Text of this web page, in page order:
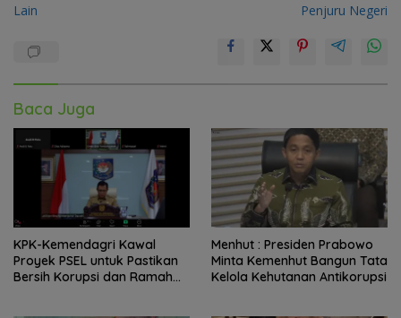
Lain
Penjuru Negeri
Baca Juga
KPK-Kemendagri Kawal
Proyek PSEL untuk Pastikan
Bersih Korupsi dan Ramah
Menhut : Presiden Prabowo
Minta Kemenhut Bangun Tata
Kelola Kehutanan Antikorupsi